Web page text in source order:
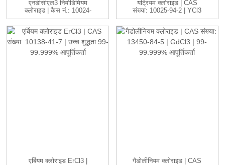
एनडीसीएल3 नियोडिमियम
क्लोराइड | कैस नं.: 10024-
93-8 ...
यट्रियम क्लोराइड | CAS
संख्या: 10025-94-2 | YCl3
...
एर्बियम क्लोराइड ErCl3 |
गैडोलीनियम क्लोराइड | CAS